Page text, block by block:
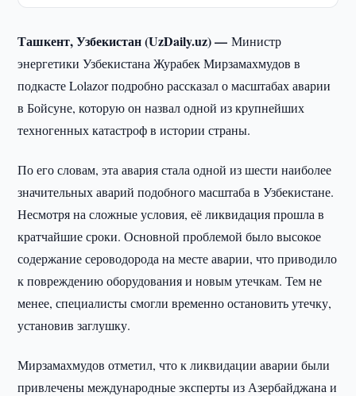
Ташкент, Узбекистан (UzDaily.uz) —Министр
энергетики Узбекистана Журабек Мирзамахмудов в
подкасте Lolazor подробно рассказал о масштабах аварии
в Бойсуне, которую он назвал одной из крупнейших
техногенных катастроф в истории страны.
По его словам, эта авария стала одной из шести наиболее
значительных аварий подобного масштаба в Узбекистане.
Несмотря на сложные условия, её ликвидация прошла в
кратчайшие сроки. Основной проблемой было высокое
содержание сероводорода на месте аварии, что приводило
к повреждению оборудования и новым утечкам. Тем не
менее, специалисты смогли временно остановить утечку,
установив заглушку.
Мирзамахмудов отметил, что к ликвидации аварии были
привлечены международные эксперты из Азербайджана и